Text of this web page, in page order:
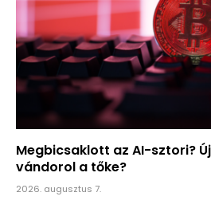
Megbicsaklott az AI-sztori?
vándorol a tőke?
2026. augusztus 7.